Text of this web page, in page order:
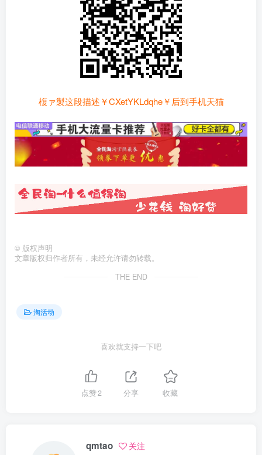
椱ァ製这段描述￥CXetYKLdqhe￥后到手机天猫
© 版权声明
文章版权归作者所有，未经允许请勿转载。
THE END
淘活动
喜欢就支持一下吧
点赞2 分享 收藏
qmtao 关注